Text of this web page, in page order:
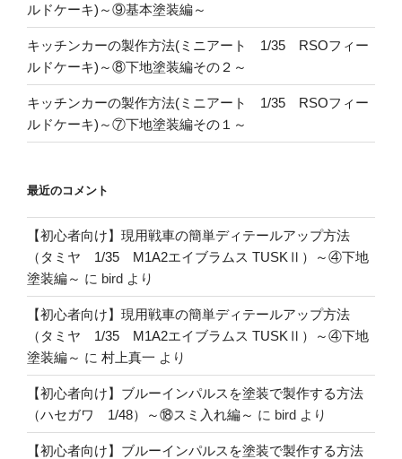
ルドケーキ)～⑨基本塗装編～
キッチンカーの製作方法(ミニアート 1/35 RSOフィー
ルドケーキ)～⑧下地塗装編その２～
キッチンカーの製作方法(ミニアート 1/35 RSOフィー
ルドケーキ)～⑦下地塗装編その１～
最近のコメント
【初心者向け】現用戦車の簡単ディテールアップ方法
（タミヤ 1/35 M1A2エイブラムス TUSKⅡ）～④下地
塗装編～ に bird より
【初心者向け】現用戦車の簡単ディテールアップ方法
（タミヤ 1/35 M1A2エイブラムス TUSKⅡ）～④下地
塗装編～ に 村上真一 より
【初心者向け】ブルーインパルスを塗装で製作する方法
（ハセガワ 1/48）～⑱スミ入れ編～ に bird より
【初心者向け】ブルーインパルスを塗装で製作する方法